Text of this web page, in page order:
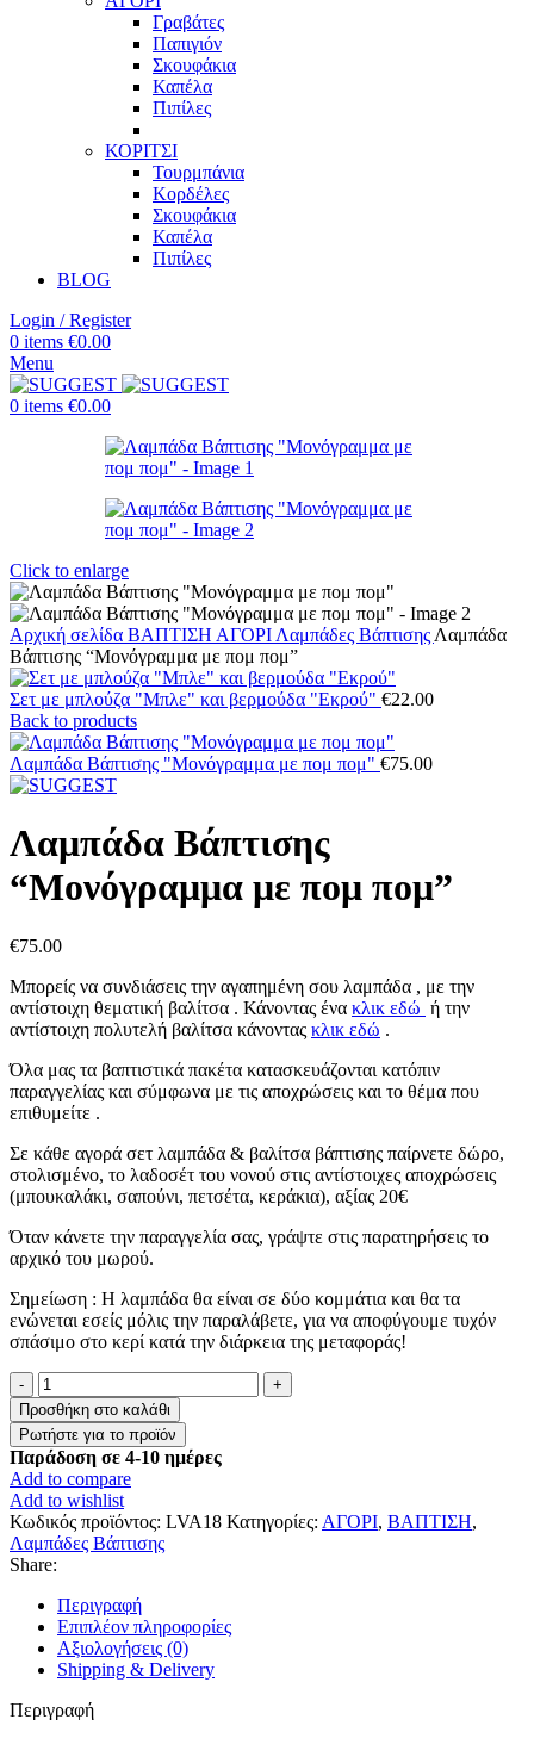
Γραβάτες
Παπιγιόν
Σκουφάκια
Καπέλα
Πιπίλες
ΚΟΡΙΤΣΙ
Τουρμπάνια
Κορδέλες
Σκουφάκια
Καπέλα
Πιπίλες
BLOG
Login / Register
0 items €0.00
Menu
0 items €0.00
Click to enlarge
Αρχική σελίδα ΒΑΠΤΙΣΗ ΑΓΟΡΙ Λαμπάδες Βάπτισης Λαμπάδα
Βάπτισης “Μονόγραμμα με πομ πομ”
Σετ με μπλούζα "Μπλε" και βερμούδα "Εκρού" €22.00
Back to products
Λαμπάδα Βάπτισης "Μονόγραμμα με πομ πομ" €75.00
Λαμπάδα Βάπτισης
“Μονόγραμμα με πομ πομ”
€75.00
Μπορείς να συνδιάσεις την αγαπημένη σου λαμπάδα , με την
αντίστοιχη θεματική βαλίτσα . Κάνοντας ένα κλικ εδώ ή την
αντίστοιχη πολυτελή βαλίτσα κάνοντας κλικ εδώ .
Όλα μας τα βαπτιστικά πακέτα κατασκευάζονται κατόπιν
παραγγελίας και σύμφωνα με τις αποχρώσεις και το θέμα που
επιθυμείτε .
Σε κάθε αγορά σετ λαμπάδα & βαλίτσα βάπτισης παίρνετε δώρο,
στολισμένο, το λαδοσέτ του νονού στις αντίστοιχες αποχρώσεις
(μπουκαλάκι, σαπούνι, πετσέτα, κεράκια), αξίας 20€
Όταν κάνετε την παραγγελία σας, γράψτε στις παρατηρήσεις το
αρχικό του μωρού.
Σημείωση : Η λαμπάδα θα είναι σε δύο κομμάτια και θα τα
ενώνεται εσείς μόλις την παραλάβετε, για να αποφύγουμε τυχόν
σπάσιμο στο κερί κατά την διάρκεια της μεταφοράς!
Λαμπάδα
Βάπτισης
"Μονόγραμμα
με
πομ
πομ"
ποσότητα
Προσθήκη στο καλάθι
Παράδοση σε 4-10 ημέρες
Add to compare
Add to wishlist
Κωδικός προϊόντος: LVA18 Κατηγορίες: ΑΓΟΡΙ, ΒΑΠΤΙΣΗ,
Λαμπάδες Βάπτισης
Share:
Περιγραφή
Επιπλέον πληροφορίες
Αξιολογήσεις (0)
Shipping & Delivery
Περιγραφή